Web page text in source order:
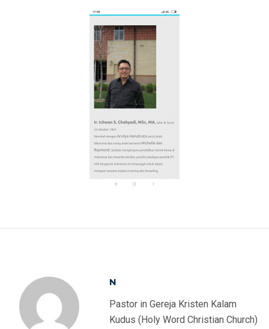
N
Pastor in Gereja Kristen Kalam
Kudus (Holy Word Christian Church)